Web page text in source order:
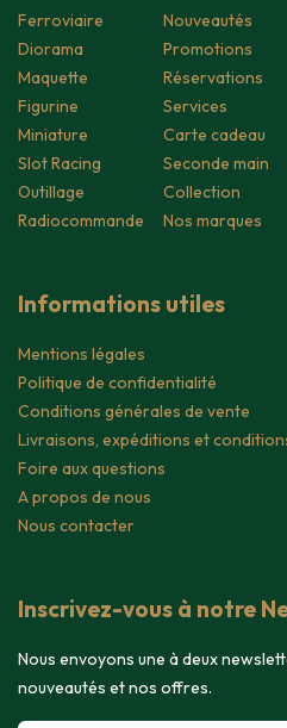
Ferroviaire
Diorama
Maquette
Figurine
Miniature
Slot Racing
Outillage
Radiocommande
Nouveautés
Promotions
Réservations
Services
Carte cadeau
Seconde main
Collection
Nos marques
Informations utiles
Mentions légales
Politique de confidentialité
Conditions générales de vente
Livraisons, expéditions et
Foire aux questions
A propos de nous
Nous contacter
Inscrivez-vous à notre
Nous envoyons une à deux
nouveautés et nos offres.